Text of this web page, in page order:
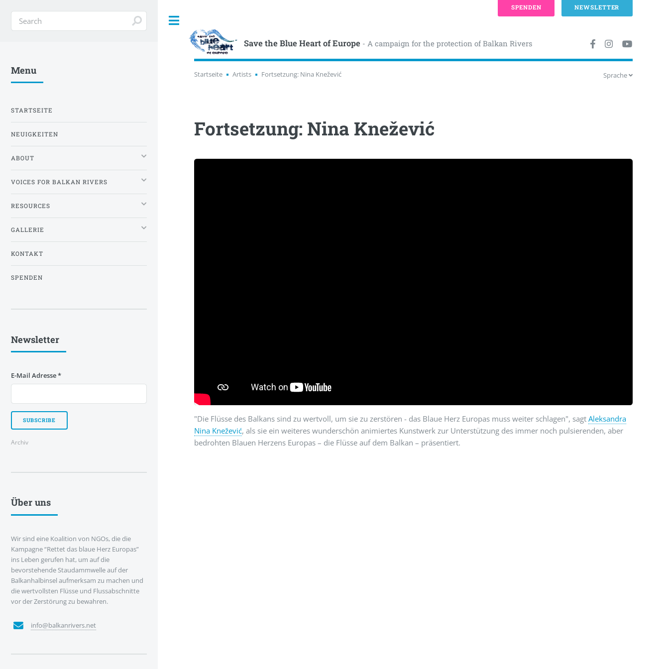
Save the Blue Heart of Europe - A campaign for the protection of Balkan Rivers
Startseite Artists Fortsetzung: Nina Knežević Sprache
Fortsetzung: Nina Knežević
"Die Flüsse des Balkans sind zu wertvoll, um sie zu zerstören - das Blaue Herz Europas muss weiter schlagen", sagtAleksandra
Nina Knežević, als sie ein weiteres wunderschön animiertes Kunstwerk zur Unterstützung des immer noch pulsierenden, aber
bedrohten Blauen Herzens Europas – die Flüsse auf dem Balkan – präsentiert.
Menu
STARTSEITE
NEUIGKEITEN
ABOUT
VOICES FOR BALKAN RIVERS
RESOURCES
GALLERIE
KONTAKT
SPENDEN
Newsletter
E-Mail Adresse*
Archiv
Über uns
Wir sind eine Koalition von NGOs, die die
Kampagne “Rettet das blaue Herz Europas”
ins Leben gerufen hat, um auf die
bevorstehende Staudammwelle auf der
Balkanhalbinsel aufmerksam zu machen und
die wertvollsten Flüsse und Flussabschnitte
vor der Zerstörung zu bewahren.
info@balkanrivers.net
SPENDEN NEWSLETTER